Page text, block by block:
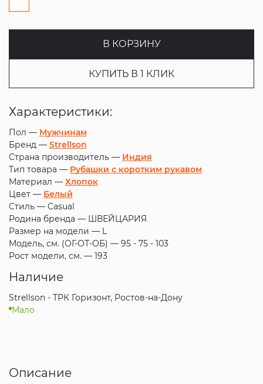
В КОРЗИНУ
КУПИТЬ В 1 КЛИК
Характеристики:
Пол — Мужчинам
Бренд — Strellson
Страна производитель — Индия
Тип товара — Рубашки с коротким рукавом
Материал — Хлопок
Цвет — Белый
Стиль — Casual
Родина бренда — ШВЕЙЦАРИЯ
Размер на модели — L
Модель, см. (ОГ-ОТ-ОБ) — 95 - 75 - 103
Рост модели, см. — 193
Наличие
Strellson - ТРК Горизонт, Ростов-на-Дону
Мало
Описание